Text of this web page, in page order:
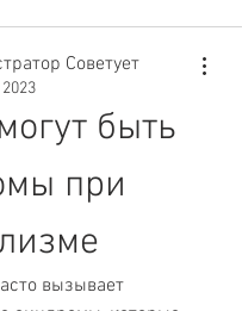
Советует
быть
при
вызывает